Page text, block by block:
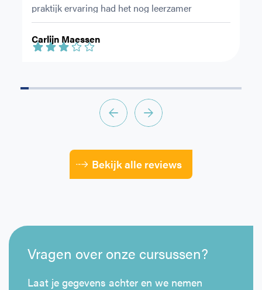
Carlijn Maessen
praktijk ervaring had het nog leerzamer
gemaakt.
Bekijk alle reviews
Vragen over onze cursussen?
Laat je gegevens achter en we nemen